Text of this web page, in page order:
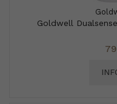
Goldwell